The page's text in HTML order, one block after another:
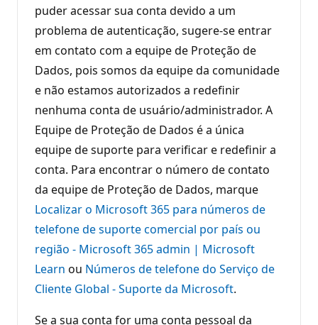
puder acessar sua conta devido a um
problema de autenticação, sugere-se entrar
em contato com a equipe de Proteção de
Dados, pois somos da equipe da comunidade
e não estamos autorizados a redefinir
nenhuma conta de usuário/administrador. A
Equipe de Proteção de Dados é a única
equipe de suporte para verificar e redefinir a
conta. Para encontrar o número de contato
da equipe de Proteção de Dados, marque
Localizar o Microsoft 365 para números de
telefone de suporte comercial por país ou
região - Microsoft 365 admin | Microsoft
Learn ou Números de telefone do Serviço de
Cliente Global - Suporte da Microsoft.
Se a sua conta for uma conta pessoal da